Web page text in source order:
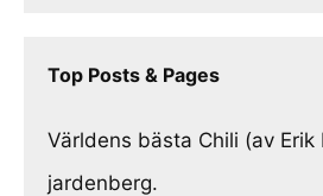
Top Posts & Pages
Världens bästa Chili (av Erik
jardenberg.